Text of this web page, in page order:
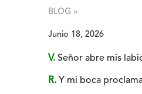
BLOG »
Junio 18, 2026
V. Señor abre mis
R. Y mi boca